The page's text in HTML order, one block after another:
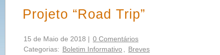
Projeto “Road Trip”
15 de Maio de 2018 | 0 Comentários
Categorias: Boletim Informativo
Breves